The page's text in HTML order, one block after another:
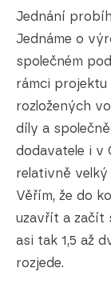
Jednání
Jednáme o
společném
rámci projektu
rozložených
díly a
dodavatele i v
relativně velký
Věřím, že do
uzavřít a začít
asi tak 1,5 až
rozjede.